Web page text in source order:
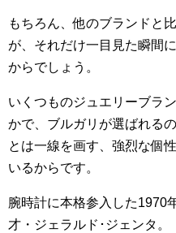
もちろん、他のブランドと
が、それだけ一目見た瞬間
からでしょう。
いくつものジュエリーブラ
かで、ブルガリが選ばれる
とは一線を画す、強烈な個
いるからです。
腕時計に本格参入した1970
才・ジェラルド･ジェンタ。